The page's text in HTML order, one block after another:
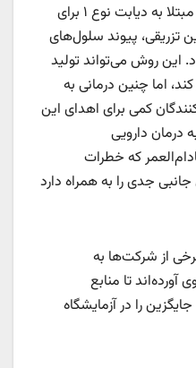
در حال حاضر، تنها راه برای فرد مبتلا به دیابت نوع ۱ برای
تزریقی، پیوند سلول‌های
این روش می‌تواند تولید
اما چنین درمانی به
کمی برای اهدای این
درمان دارویی
که خطرات
جدی را به همراه دارد
از شرکت‌ها به
تا منابع
را در آزمایشگاه